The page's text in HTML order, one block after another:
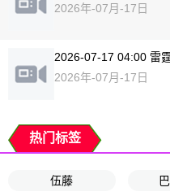
2026年-07月-17日
2026-07-17 04:00 雷
2026年-07月-17日
热门标签
伍藤